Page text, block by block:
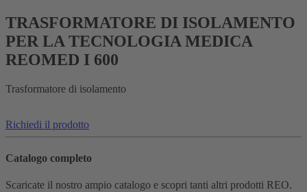
TRASFORMATORE DI ISOLAMENTO
PER LA TECNOLOGIA MEDICA
REOMED I 600
Trasformatore di isolamento
Richiedi il prodotto
Catalogo completo
Scaricate il nostro ampio catalogo e scopri tanti altri prodotti REO.